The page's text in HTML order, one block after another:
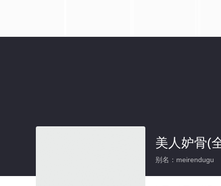
美人妒骨(
别名：meirendugu